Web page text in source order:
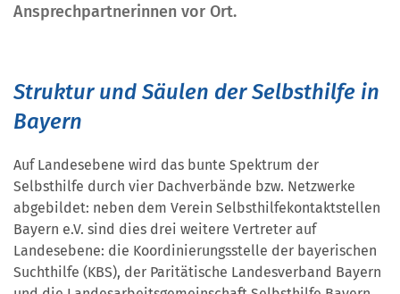
Ansprechpartnerinnen vor Ort.
Struktur und Säulen der Selbsthilfe in
Bayern
Auf Landesebene wird das bunte Spektrum der
Selbsthilfe durch vier Dachverbände bzw. Netzwerke
abgebildet: neben dem Verein Selbsthilfekontaktstellen
Bayern e.V. sind dies drei weitere Vertreter auf
Landesebene: die Koordinierungsstelle der bayerischen
Suchthilfe (KBS), der Paritätische Landesverband Bayern